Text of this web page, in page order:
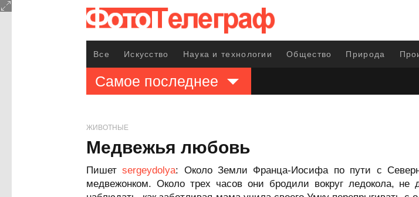
Все Искусство Наука и технологии Общество Природа
Самое последнее
ЖИВОТНЫЕ
Медвежья любовь
Пишетsergeydolya: Около Земли Франца-Иосифа по пути с
медвежонком. Около трех часов они бродили вокруг ледокола,